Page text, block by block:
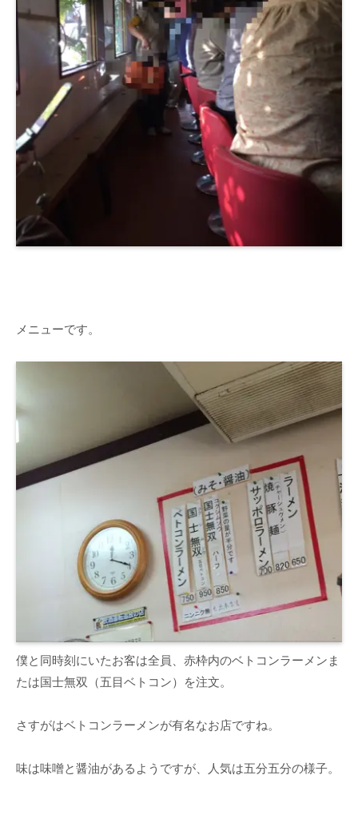
メニューです。
僕と同時刻にいたお客は全員、赤枠内のベトコンラーメンま
たは国士無双（五目ベトコン）を注文。
さすがはベトコンラーメンが有名なお店ですね。
味は味噌と醤油があるようですが、人気は五分五分の様子。